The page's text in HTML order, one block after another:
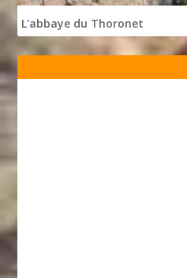
L'abbaye du Thoronet